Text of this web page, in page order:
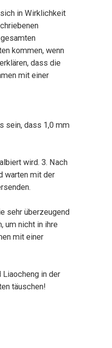
in Wirklichkeit
kommen, wenn
dass die
mit einer
sein, dass 1,0 mm
wird. 3. Nach
warten mit der
sehr überzeugend
um nicht in ihre
mit einer
Liaocheng in der
täuschen!